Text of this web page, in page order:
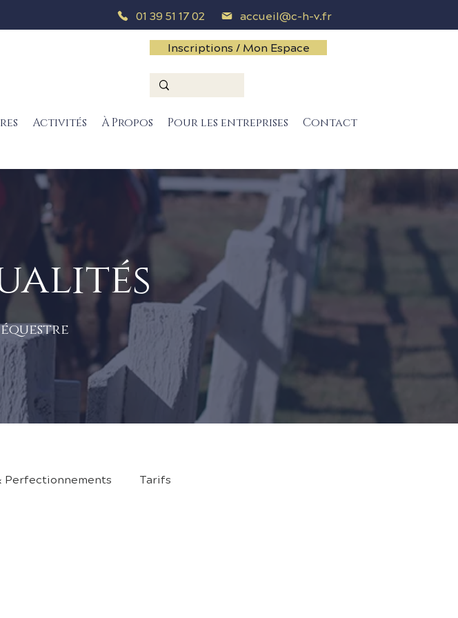
accueil@c-h-v.fr
01 39 51 17 02
Inscriptions / Mon Espace
Activités À Propos Pour les entreprises Contact
Perfectionnements Tarifs